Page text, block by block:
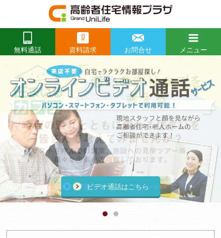
無料通話
0
資料請求 お問合せ
メニュー
開催レポートはこちらから
Prev
前
へ
次
へ
前
へ
次
へ
前
へ
次
へ